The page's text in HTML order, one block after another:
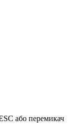
або перемикач